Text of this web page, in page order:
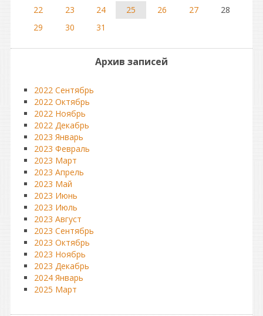
22
23 24 25 26 27
28
29
30 31
Архив записей
2022 Сентябрь
2022 Октябрь
2022 Ноябрь
2022 Декабрь
2023 Январь
2023 Февраль
2023 Март
2023 Апрель
2023 Май
2023 Июнь
2023 Июль
2023 Август
2023 Сентябрь
2023 Октябрь
2023 Ноябрь
2023 Декабрь
2024 Январь
2025 Март